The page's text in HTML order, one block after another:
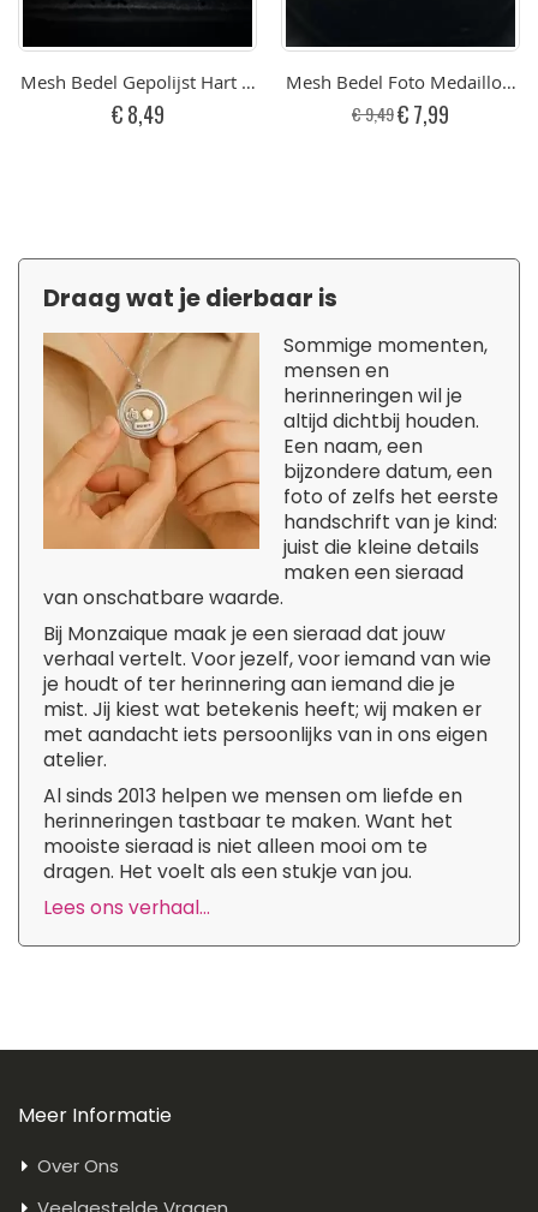
Mesh Bedel Gepolijst Hart Met Gravure Graveren RVS
€ 8,49
Mesh Bedel Foto Medaillon
€ 9,49Speciale
prijs
€ 7,99
Draag wat je dierbaar is
Sommige momenten,
mensen en
herinneringen wil je
altijd dichtbij houden.
Een naam, een
bijzondere datum, een
foto of zelfs het eerste
handschrift van je kind:
juist die kleine details
maken een sieraad
van onschatbare waarde.
Bij Monzaique maak je een sieraad dat jouw
verhaal vertelt. Voor jezelf, voor iemand van wie
je houdt of ter herinnering aan iemand die je
mist. Jij kiest wat betekenis heeft; wij maken er
met aandacht iets persoonlijks van in ons eigen
atelier.
Al sinds 2013 helpen we mensen om liefde en
herinneringen tastbaar te maken. Want het
mooiste sieraad is niet alleen mooi om te
dragen. Het voelt als een stukje van jou.
Lees ons verhaal...
Meer Informatie
Over Ons